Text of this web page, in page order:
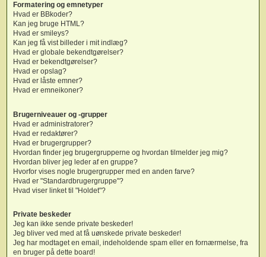
Formatering og emnetyper
Hvad er BBkoder?
Kan jeg bruge HTML?
Hvad er smileys?
Kan jeg få vist billeder i mit indlæg?
Hvad er globale bekendtgørelser?
Hvad er bekendtgørelser?
Hvad er opslag?
Hvad er låste emner?
Hvad er emneikoner?
Brugerniveauer og -grupper
Hvad er administratorer?
Hvad er redaktører?
Hvad er brugergrupper?
Hvordan finder jeg brugergrupperne og hvordan tilmelder jeg mig?
Hvordan bliver jeg leder af en gruppe?
Hvorfor vises nogle brugergrupper med en anden farve?
Hvad er "Standardbrugergruppe"?
Hvad viser linket til "Holdet"?
Private beskeder
Jeg kan ikke sende private beskeder!
Jeg bliver ved med at få uønskede private beskeder!
Jeg har modtaget en email, indeholdende spam eller en fornærmelse, fra
en bruger på dette board!